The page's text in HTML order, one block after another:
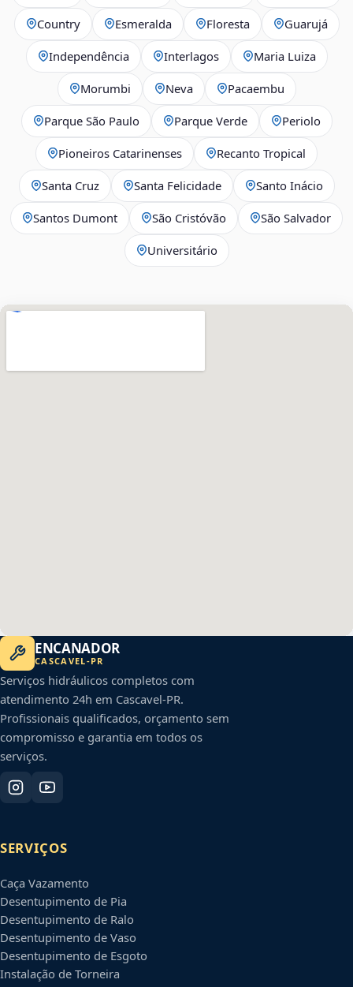
Country Esmeralda Floresta Guarujá
Independência Interlagos Maria Luiza
Morumbi Neva Pacaembu
Parque São Paulo Parque Verde Periolo
Pioneiros Catarinenses Recanto Tropical
Santa Cruz Santa Felicidade Santo Inácio
Santos Dumont São Cristóvão São Salvador
Universitário
ENCANADOR
CASCAVEL-PR
Serviços hidráulicos completos com
atendimento 24h em Cascavel-PR.
Profissionais qualificados, orçamento sem
compromisso e garantia em todos os
serviços.
SERVIÇOS
Caça Vazamento
Desentupimento de Pia
Desentupimento de Ralo
Desentupimento de Vaso
Desentupimento de Esgoto
Instalação de Torneira